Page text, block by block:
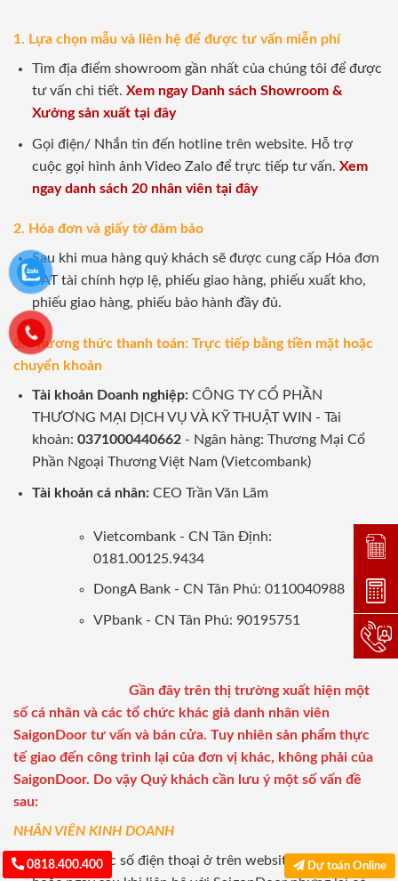
1. Lựa chọn mẫu và liên hệ để được tư vấn miễn phí
Tìm địa điểm showroom gần nhất của chúng tôi để được
tư vấn chi tiết. Xem ngay Danh sách Showroom &
Xưởng sản xuất tại đây
Gọi điện/ Nhắn tin đến hotline trên website. Hỗ trợ
cuộc gọi hình ảnh Video Zalo để trực tiếp tư vấn. Xem
ngay danh sách 20 nhân viên tại đây
2. Hóa đơn và giấy tờ đảm bảo
Sau khi mua hàng quý khách sẽ được cung cấp Hóa đơn
VAT tài chính hợp lệ, phiếu giao hàng, phiếu xuất kho,
phiếu giao hàng, phiếu bảo hành đầy đủ.
3. Phương thức thanh toán: Trực tiếp bằng tiền mặt hoặc
chuyển khoản
Tài khoản Doanh nghiệp:CÔNG TY CỔ PHẦN
THƯƠNG MẠI DỊCH VỤ VÀ KỸ THUẬT WIN - Tài
khoản: 0371000440662- Ngân hàng: Thương Mại Cổ
Phần Ngoại Thương Việt Nam (Vietcombank)
Tài khoản cá nhân: CEO Trần Văn Lãm
Vietcombank - CN Tân Định:
0181.00125.9434
DongA Bank - CN Tân Phú: 0110040988
VPbank - CN Tân Phú: 90195751
Gần đây trên thị trường xuất hiện một
số cá nhân và các tổ chức khác giả danh nhân viên
SaigonDoor tư vấn và bán cửa. Tuy nhiên sản phẩm thực
tế giao đến công trình lại của đơn vị khác, không phải của
SaigonDoor. Do vậy Quý khách cần lưu ý một số vấn đề
sau:
NHÂN VIÊN KINH DOANH
Sử dụng khác số điện thoại ở trên website để làm việc
0818.400.400 Dự toán Online
Đặt
Dự